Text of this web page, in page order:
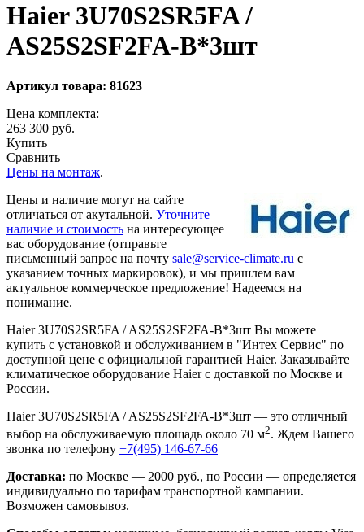
Haier 3U70S2SR5FA /
AS25S2SF2FA-B*3шт
Артикул товара: 81623
Цена комплекта:
263 300 руб.
Купить
Сравнить
Цены на монтаж.
Цены и наличие могут на сайте
отличаться от акутальной. Уточните
наличие и стоимость на интересующее
вас оборудование (отправьте
письменный запрос на почту sale@service-climate.ru с
указанием точных маркировок), и мы пришлем вам
актуальное коммерческое предложение! Надеемся на
понимание.
Haier 3U70S2SR5FA / AS25S2SF2FA-B*3шт Вы можете
купить с установкой и обслуживанием в "Интех Сервис" по
доступной цене с официальной гарантией Haier. Заказывайте
климатическое оборудование Haier с доставкой по Москве и
России.
Haier 3U70S2SR5FA / AS25S2SF2FA-B*3шт — это отличный
выбор на обслуживаемую площадь около 70 м2. Ждем Вашего
звонка по телефону +7(495) 146-67-66
Доставка: по Москве — 2000 руб., по России — определяется
индивидуально по тарифам транспортной кампании.
Возможен самовывоз.